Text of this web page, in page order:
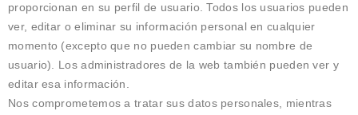
proporcionan en su perfil de usuario. Todos los usuarios pueden
ver, editar o eliminar su información personal en cualquier
momento (excepto que no pueden cambiar su nombre de
usuario). Los administradores de la web también pueden ver y
editar esa información.
Nos comprometemos a tratar sus datos personales, mientras